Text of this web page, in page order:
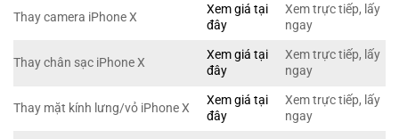
Thay camera iPhone X
Xem giá tại
đây
Xem trực tiếp, lấy
ngay
Thay chân sạc iPhone X
Xem giá tại
đây
Xem trực tiếp, lấy
ngay
Thay mặt kính lưng/vỏ iPhone X
Xem giá tại
đây
Xem trực tiếp, lấy
ngay